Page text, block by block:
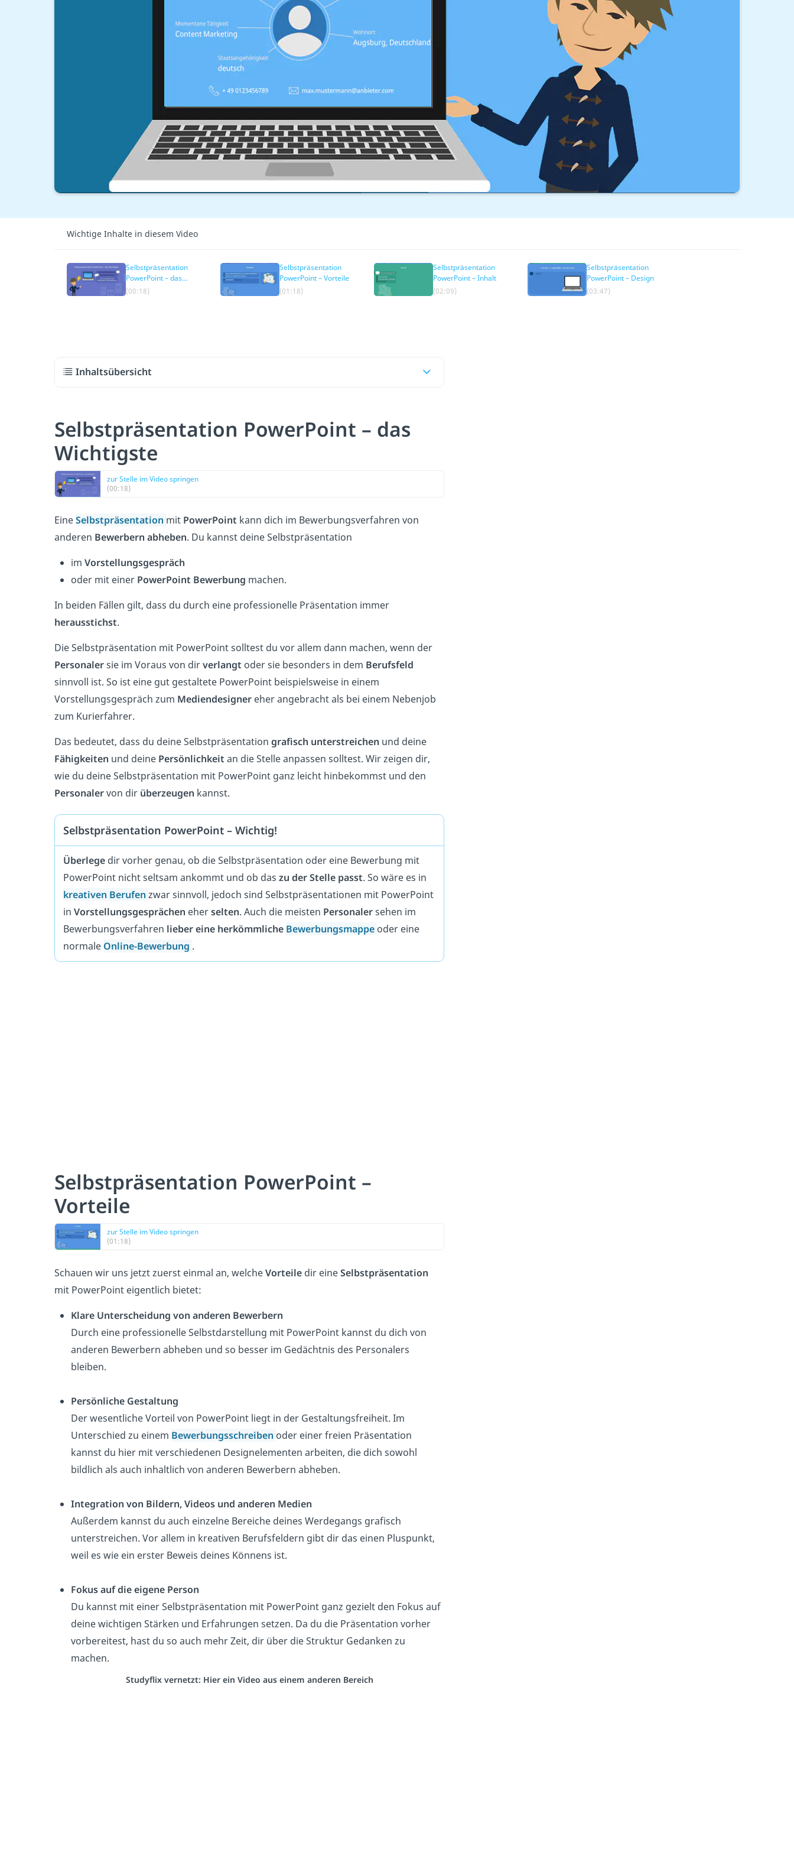
Wichtige Inhalte in diesem Video
Selbstpräsentation
PowerPoint – das
Wichtigste
(00:18)
Selbstpräsentation
PowerPoint – Vorteile
(01:18)
Selbstpräsentation
PowerPoint – Inhalt
(02:09)
Selbstpräsentation
PowerPoint – Design
(03:47)
Inhaltsübersicht
Selbstpräsentation PowerPoint – das
Wichtigste
zur Stelle im Video springen
(00:18)
EineSelbstpräsentation mit PowerPoint kann dich im Bewerbungsverfahren von
anderen Bewerbern abheben. Du kannst deine Selbstpräsentation
im Vorstellungsgespräch
oder mit einer PowerPoint Bewerbung machen.
In beiden Fällen gilt, dass du durch eine professionelle Präsentation immer
herausstichst.
Die Selbstpräsentation mit PowerPoint solltest du vor allem dann machen, wenn der
Personalersie im Voraus von dirverlangt oder sie besonders in dem Berufsfeld
sinnvoll ist. So ist eine gut gestaltete PowerPoint beispielsweise in einem
Vorstellungsgespräch zum Mediendesigner eher angebracht als bei einem Nebenjob
zum Kurierfahrer.
Das bedeutet, dass du deine Selbstpräsentation grafisch unterstreichen und deine
Fähigkeiten und deine Persönlichkeit an die Stelle anpassen solltest. Wir zeigen dir,
wie du deine Selbstpräsentation mit PowerPoint ganz leicht hinbekommst und den
Personalervon dir überzeugen kannst.
Selbstpräsentation PowerPoint – Wichtig!
Überlege dir vorher genau, ob die Selbstpräsentation oder eine Bewerbung mit
PowerPoint nicht seltsam ankommt und ob das zu der Stelle passt. So wäre es in
kreativen Berufen zwar sinnvoll, jedoch sind Selbstpräsentationen mit PowerPoint
in Vorstellungsgesprächen eherselten. Auch die meisten Personalersehen im
Bewerbungsverfahren lieber eine herkömmliche Bewerbungsmappe oder eine
normale Online-Bewerbung .
Selbstpräsentation PowerPoint –
Vorteile
zur Stelle im Video springen
(01:18)
Schauen wir uns jetzt zuerst einmal an, welcheVorteile dir eineSelbstpräsentation
mit PowerPoint eigentlich bietet:
Klare Unterscheidung von anderen Bewerbern
Durch eine professionelle Selbstdarstellung mit PowerPoint kannst du dich von
anderen Bewerbern abheben und so besser im Gedächtnis des Personalers
bleiben.
Persönliche Gestaltung
Der wesentliche Vorteil von PowerPoint liegt in der Gestaltungsfreiheit. Im
Unterschied zu einem Bewerbungsschreiben oder einer freien Präsentation
kannst du hier mitverschiedenen Designelementen arbeiten, die dich sowohl
bildlich als auch inhaltlich von anderen Bewerbern abheben.
Integration von Bildern, Videos und anderen Medien
Außerdem kannst du auch einzelne Bereiche deines Werdegangs grafisch
unterstreichen. Vor allem in kreativen Berufsfeldern gibt dir das einen Pluspunkt,
weil es wie ein erster Beweis deines Könnens ist.
Fokus auf die eigene Person
Du kannst mit einer Selbstpräsentation mit PowerPoint ganz gezielt den Fokus auf
deine wichtigen Stärken und Erfahrungen setzen. Da du die Präsentation vorher
vorbereitest, hast du so auch mehr Zeit, dir über die Struktur Gedanken zu
machen.
Studyflix vernetzt: Hier ein Video aus einem anderen Bereich